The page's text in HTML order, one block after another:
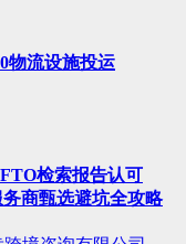
物流设施投运
检索报告认可
商甄选避坑全攻略